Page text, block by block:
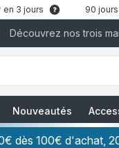
3 jours 90
Découvrez nos trois
Nouveautés
dès 100€ d'achat,